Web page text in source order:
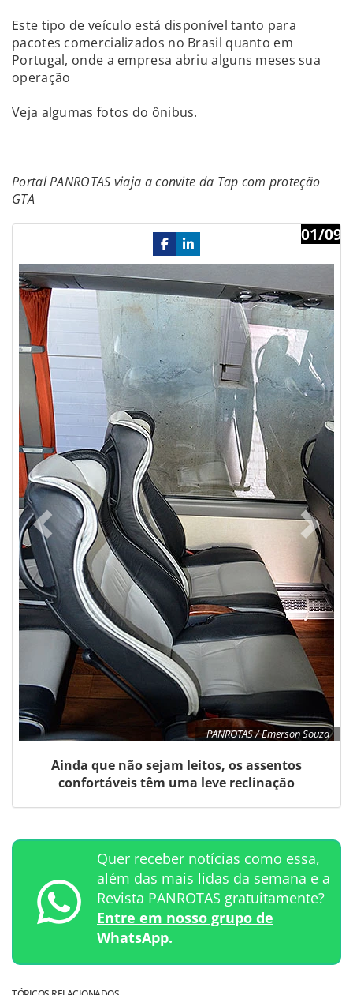
Este tipo de veículo está disponível tanto para
pacotes comercializados no Brasil quanto em
Portugal, onde a empresa abriu alguns meses sua
operação
Veja algumas fotos do ônibus.
Portal PANROTAS viaja a convite da Tap com proteção
GTA
PANROTAS / Emerson Souza
01/09
Ainda que não sejam leitos, os assentos
confortáveis têm uma leve reclinação
Previous
Quer receber notícias como essa,
além das mais lidas da semana e a
Revista PANROTAS gratuitamente?
Entre em nosso grupo de
WhatsApp.